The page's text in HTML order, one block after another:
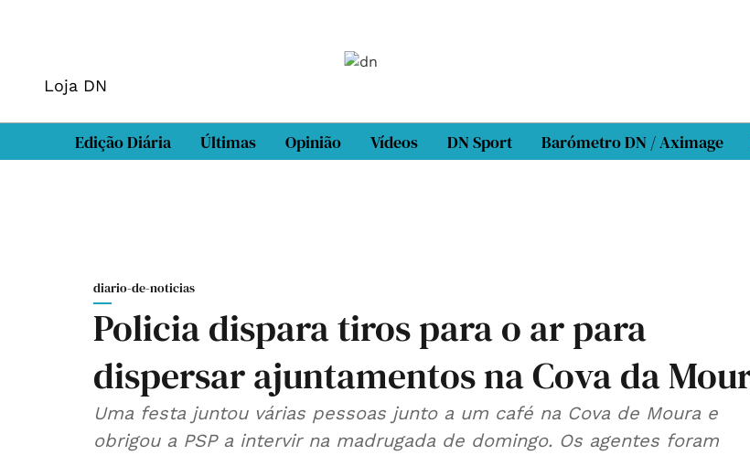
Loja DN
Edição Diária Últimas Opinião Vídeos DN Sport Barómetro DN / Aximage
diario-de-noticias
Policia dispara tiros para o ar para
dispersar ajuntamentos na Cova da
Uma festa juntou várias pessoas junto a um café na Cova de Moura e
obrigou a PSP a intervir na madrugada de domingo. Os agentes foram